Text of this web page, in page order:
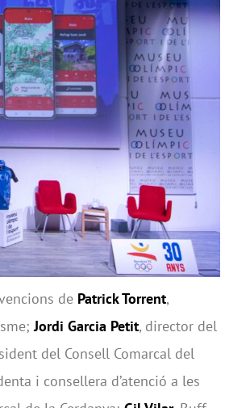
de Patrick Torrent,
Jordi Garcia Petit, director del
del Consell Comarcal del
i consellera d’atenció a les